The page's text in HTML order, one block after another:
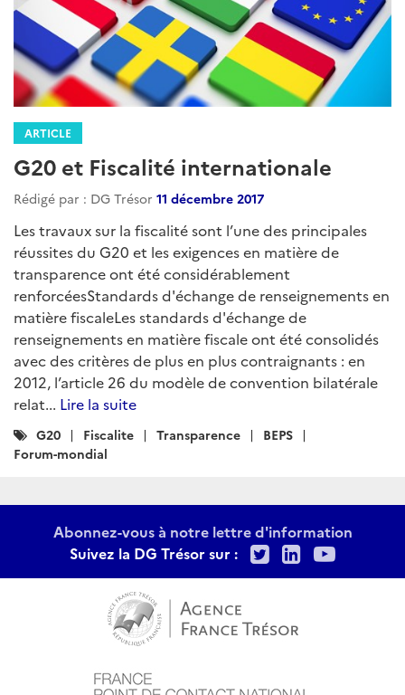
ARTICLE
G20 et Fiscalité internationale
Rédigé par : DG Trésor 11 décembre 2017
Les travaux sur la fiscalité sont l’une des principales
réussites du G20 et les exigences en matière de
transparence ont été considérablement
renforcéesStandards d'échange de renseignements en
matière fiscaleLes standards d'échange de
renseignements en matière fiscale ont été consolidés
avec des critères de plus en plus contraignants : en
2012, l’article 26 du modèle de convention bilatérale
relat... Lire la suite
Catégories
:
G20 Fiscalite Transparence
BEPS
Forum-mondial
Abonnez-vous à notre lettre d'information
Suivez la DG Trésor sur :
TwitterLinkedIn